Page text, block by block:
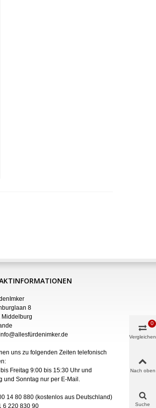
8
Middelburg
uns zu folgenden Zeiten telefonisch
Freitag 9:00 bis 15:30 Uhr und
und Sonntag nur per E-Mail .
14 80 880 (kostenlos aus Deutschland)
6 220 830 90
Vergleichen
0
Nach oben
Suche